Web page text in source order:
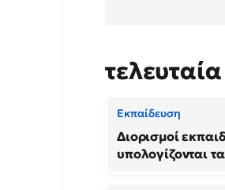
τελευταία
Εκπαίδευση
Διορισμοί
υπολογίζονται